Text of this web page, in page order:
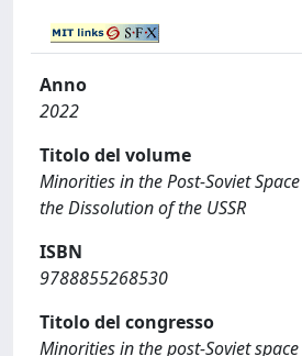
Anno
2022
Titolo del volume
Minorities in the Post-Soviet
the Dissolution of the USSR
ISBN
9788855268530
Titolo del congresso
Minorities in the post-Soviet